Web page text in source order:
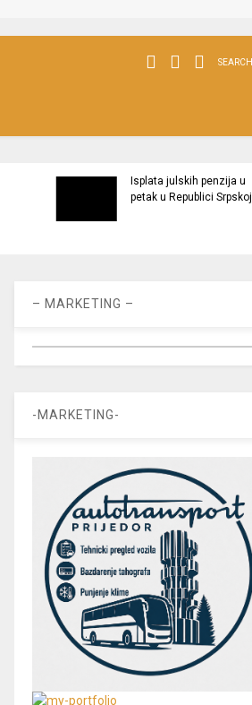
SEARCH
Isplata julskih penzija u
petak u Republici Srpskoj
– MARKETING –
-MARKETING-